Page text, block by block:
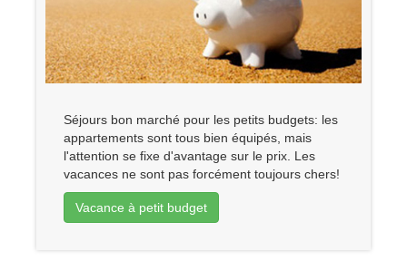
Séjours bon marché pour les petits budgets: les
appartements sont tous bien équipés, mais
l'attention se fixe d'avantage sur le prix. Les
vacances ne sont pas forcément toujours chers!
Vacance à petit budget